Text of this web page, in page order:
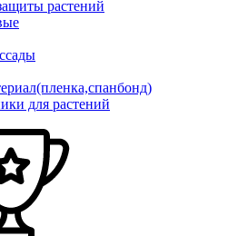
растений
для растений